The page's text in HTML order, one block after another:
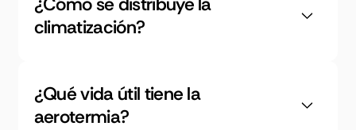
climatización?
¿Qué vida útil tiene la
aerotermia?